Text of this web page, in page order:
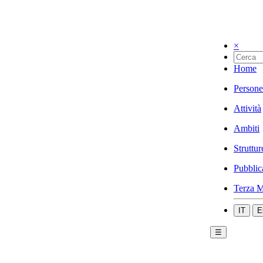
×
Home
Persone
Attività
Ambiti
Terza
IT
☰